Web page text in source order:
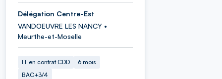
Délégation Centre-Est
VANDOEUVRE LES NANCY •
Meurthe-et-Moselle
IT en contrat CDD
6 mois
BAC+3/4